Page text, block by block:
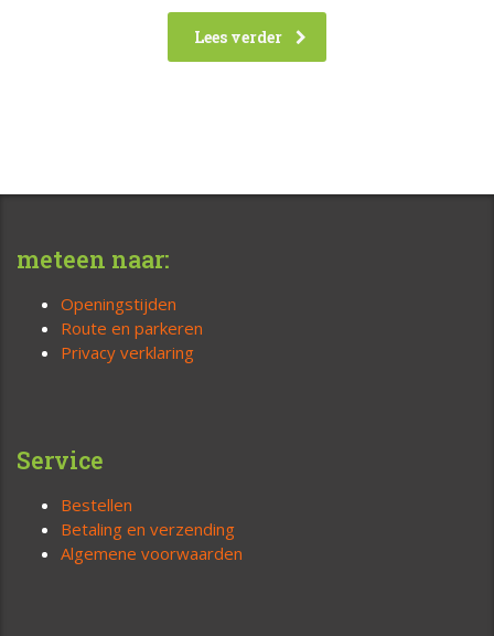
Lees verder
meteen naar:
Openingstijden
Route en parkeren
Privacy verklaring
Service
Bestellen
Betaling en verzending
Algemene voorwaarden